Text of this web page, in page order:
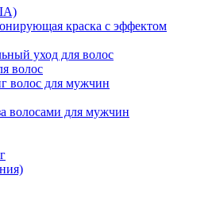
краска с эффектом
уход для волос
волос
волос для мужчин
волосами для мужчин